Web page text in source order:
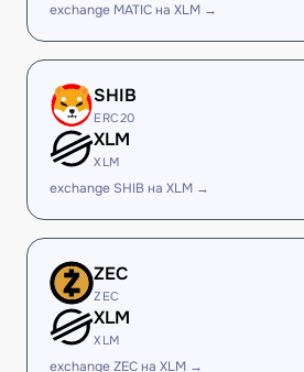
exchange MATIC на XLM →
SHIB
ERC20
XLM
XLM
exchange SHIB на XLM →
ZEC
ZEC
XLM
XLM
exchange ZEC на XLM →